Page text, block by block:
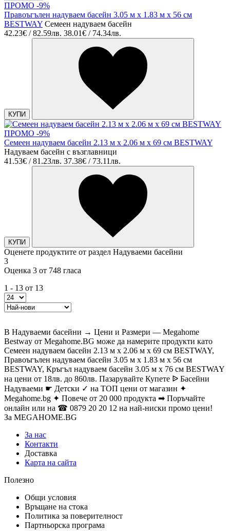
ПРОМО -9%
Правоъгълен надуваем басейн 3.05 м x 1.83 м x 56 см
BESTWAY Семеен надуваем басейн
42.23€ / 82.59лв. 38.01€ / 74.34лв.
КУПИ
ПРОМО -9%
Семеен надуваем басейн 2.13 м x 2.06 м x 69 см BESTWAY
Надуваем басейн с възглавници
41.53€ / 81.23лв. 37.38€ / 73.11лв.
КУПИ
Оценете продуктите от раздел Надуваеми басейни
3
Оценка 3 от 748 гласа
1 - 13 от 13
В Надуваеми басейни → Цени и Размери — Megahome
Bestway от Megahome.BG може да намерите продукти като
Семеен надуваем басейн 2.13 м x 2.06 м x 69 см BESTWAY,
Правоъгълен надуваем басейн 3.05 м x 1.83 м x 56 см
BESTWAY, Кръгъл надуваем басейн 3.05 м x 76 см BESTWAY
на цени от 18лв. до 860лв. Пазарувайте Купете ᐉ Басейни
Надуваеми ☛ Детски ✓ на ТОП цени от магазин ✦
Megahome.bg ✦ Повече от 20 000 продукта ➡ Поръчайте
онлайн или на ☎ 0879 20 20 12 на най-ниски промо цени!
За MEGAHOME.BG
За нас
Контакти
Доставка
Карта на сайта
Полезно
Общи условия
Връщане на стока
Политика за поверителност
Партньорска програма